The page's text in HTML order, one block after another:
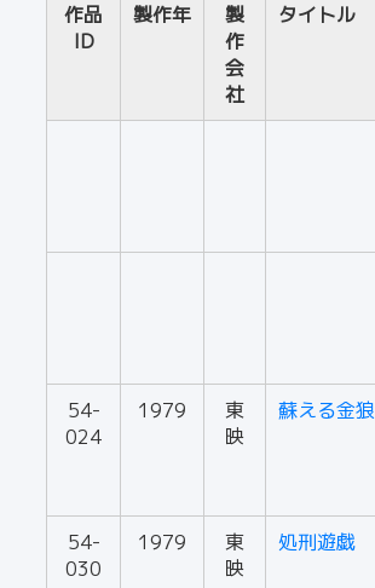
作品
ID
製作年
製
作
会
社
タイトル
54-
024
1979
東
映
蘇える金狼
54-
030
1979
東
映
処刑遊戯